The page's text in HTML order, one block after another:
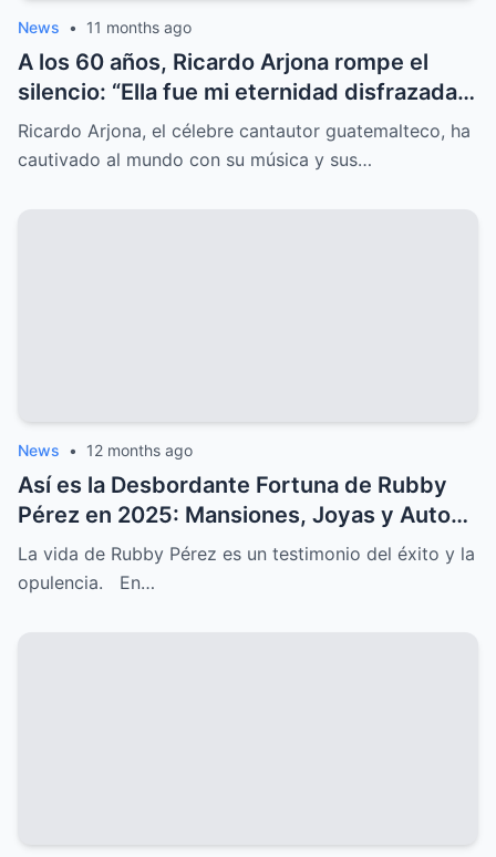
News • 11 months ago
A los 60 años, Ricardo Arjona rompe el
silencio: “Ella fue mi eternidad disfrazada
de un adiós”, una revelación que nadie
esperaba.
Ricardo Arjona, el célebre cantautor guatemalteco, ha
cautivado al mundo con su música y sus…
News • 12 months ago
Así es la Desbordante Fortuna de Rubby
Pérez en 2025: Mansiones, Joyas y Autos
que Parecen de Fantasía
La vida de Rubby Pérez es un testimonio del éxito y la
opulencia. En…